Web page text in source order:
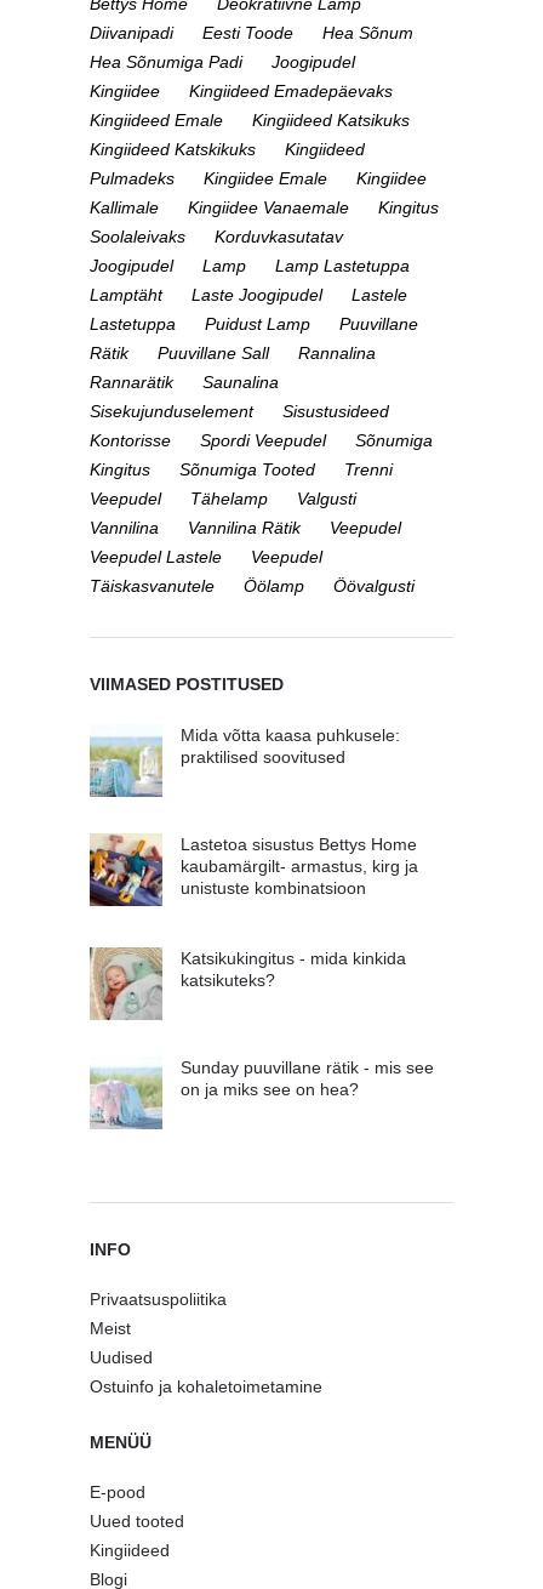
Diivanipadi
Eesti Toode
Hea Sõnum
Hea Sõnumiga Padi
Joogipudel
Kingiidee
Kingiideed Emadepäevaks
Kingiideed Emale
Kingiideed Katsikuks
Kingiideed Katskikuks
Kingiideed
Pulmadeks
Kingiidee Emale
Kingiidee
Kallimale
Kingiidee Vanaemale
Kingitus
Soolaleivaks
Korduvkasutatav
Joogipudel
Lamp
Lamp Lastetuppa
Lamptäht
Laste Joogipudel
Lastele
Lastetuppa
Puidust Lamp
Puuvillane
Rätik
Puuvillane Sall
Rannalina
Rannarätik
Saunalina
Sisekujunduselement
Sisustusideed
Kontorisse
Spordi Veepudel
Sõnumiga
Kingitus
Sõnumiga Tooted
Trenni
Veepudel
Tähelamp
Valgusti
Vannilina
Vannilina Rätik
Veepudel
Veepudel Lastele
Veepudel
Täiskasvanutele
Öölamp Öövalgusti
VIIMASED POSTITUSED
Mida võtta kaasa puhkusele:
praktilised soovitused
Lastetoa sisustus Bettys Home
kaubamärgilt- armastus, kirg ja
unistuste kombinatsioon
Katsikukingitus - mida kinkida
katsikuteks?
Sunday puuvillane rätik - mis see
on ja miks see on hea?
INFO
Privaatsuspoliitika
Meist
Uudised
Ostuinfo ja kohaletoimetamine
MENÜÜ
E-pood
Uued tooted
Kingiideed
Blogi